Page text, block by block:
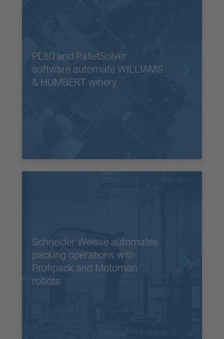
PL80 and PalletSolver
software automate WILLIAMS
& HUMBERT winery
Schneider Weisse automates
packing operations with
Profipack and Motoman
robots